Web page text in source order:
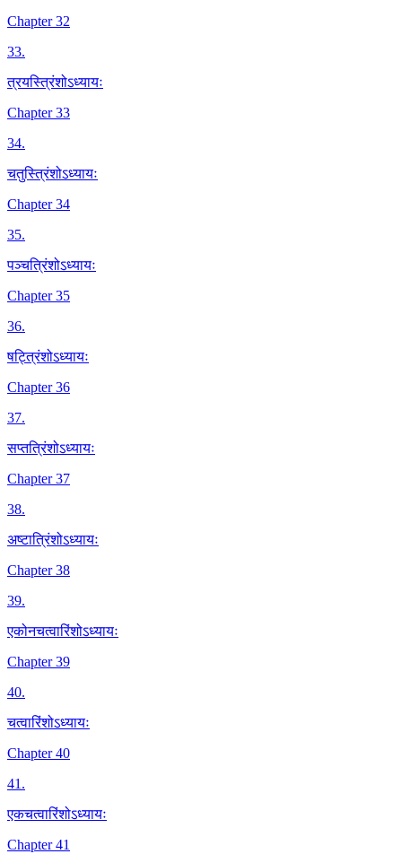
Chapter 32
33.
त्रयस्त्रिंशोऽध्यायः
Chapter 33
34.
चतुस्त्रिंशोऽध्यायः
Chapter 34
35.
पञ्चत्रिंशोऽध्यायः
Chapter 35
36.
षट्त्रिंशोऽध्यायः
Chapter 36
37.
सप्तत्रिंशोऽध्यायः
Chapter 37
38.
अष्टात्रिंशोऽध्यायः
Chapter 38
39.
एकोनचत्वारिंशोऽध्यायः
Chapter 39
40.
चत्वारिंशोऽध्यायः
Chapter 40
41.
एकचत्वारिंशोऽध्यायः
Chapter 41